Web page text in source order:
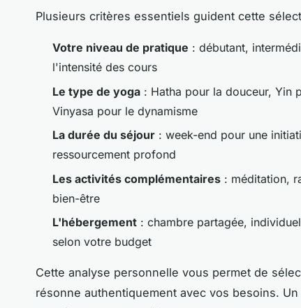
Plusieurs critères essentiels guident cette
Votre niveau de pratique : débutant,
l'intensité des cours
Le type de yoga : Hatha pour la douceur, Yin
Vinyasa pour le dynamisme
La durée du séjour : week-end pour une
ressourcement profond
Les activités complémentaires : méditation,
bien-être
L'hébergement : chambre partagée,
selon votre budget
Cette analyse personnelle vous permet de
résonne authentiquement avec vos besoins.